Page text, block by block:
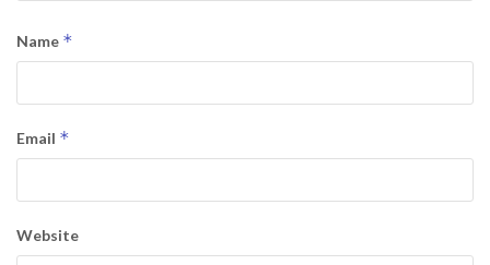
Name *
Email *
Website